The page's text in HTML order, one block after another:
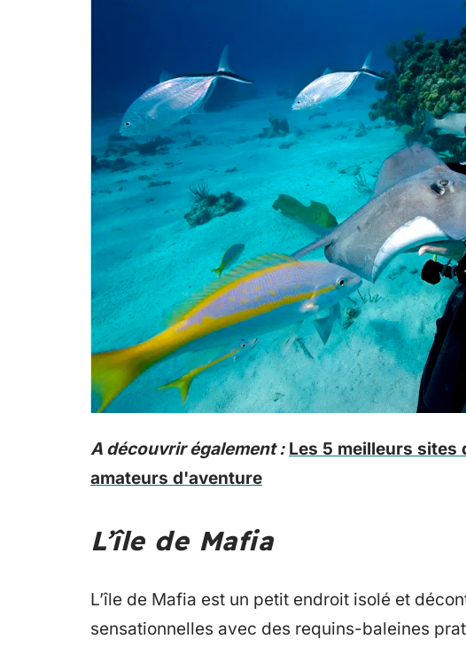
A découvrir également : Les 5 meilleurs sites
amateurs d'aventure
L’île de Mafia
L’île de Mafia est un petit endroit isolé et
sensationnelles avec des requins-baleines